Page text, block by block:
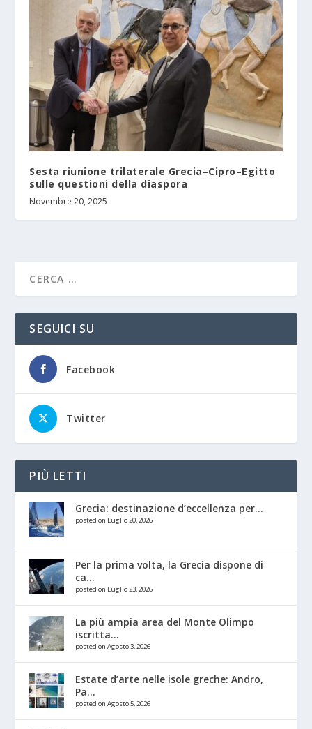
Sesta riunione trilaterale Grecia–Cipro–Egitto
sulle questioni della diaspora
Novembre 20, 2025
SEGUICI SU
Facebook
Twitter
PIÙ LETTI
Grecia: destinazione d’eccellenza per...
posted on Luglio 20, 2026
Per la prima volta, la Grecia dispone di
ca...
posted on Luglio 23, 2026
La più ampia area del Monte Olimpo
iscritta...
posted on Agosto 3, 2026
Estate d’arte nelle isole greche: Andro,
Pa...
posted on Agosto 5, 2026